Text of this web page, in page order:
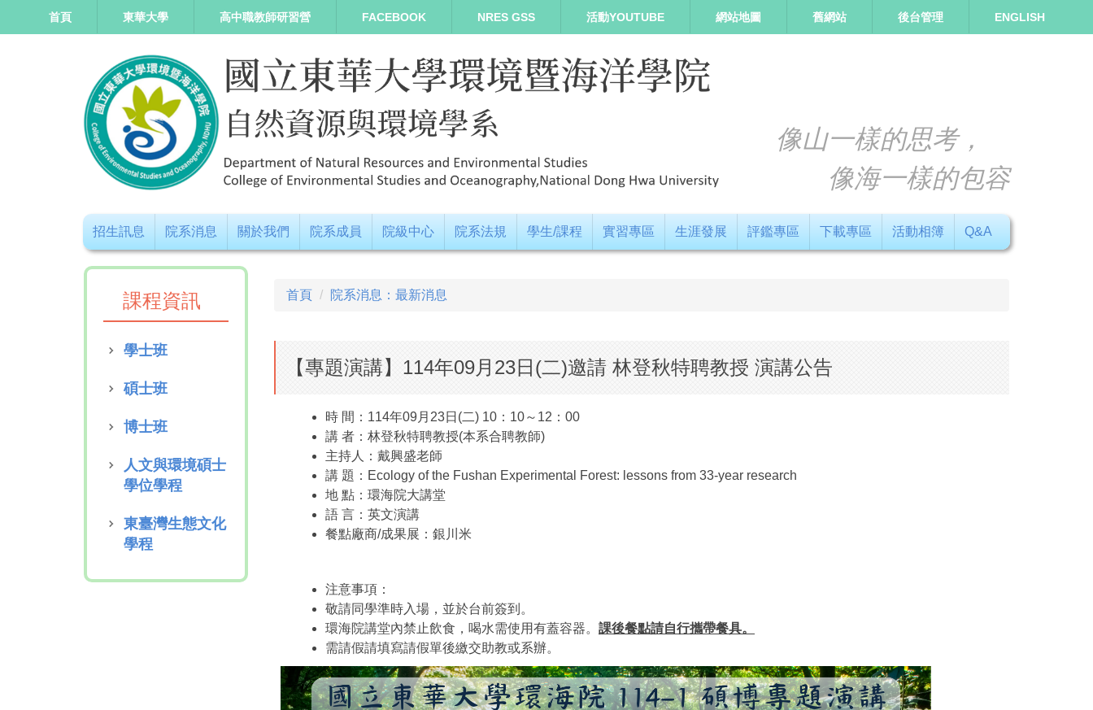
到
首頁 東華大學 高中職教師研習營 FACEBOOK NRES GSS 活動YOUTUBE 網站地圖 舊網站 後台管理 ENGLISH
像山一樣的思考，
像海一樣的包容
招生訊息 院系消息 關於我們 院系成員 院級中心 院系法規 學生/課程 實習專區 生涯發展 評鑑專區 下載專區 活動相簿 Q&A
課程資訊
學士班
碩士班
博士班
人文與環境碩士
學位學程
東臺灣生態文化
學程
首頁 院系消息：最新消息
【專題演講】114年09月23日(二)邀請 林登秋特聘教授 演講公告
時 間：114年09月23日(二) 10：10～12：00
講 者：林登秋特聘教授(本系合聘教師)
主持人：戴興盛老師
講 題：Ecology of the Fushan Experimental Forest: lessons from 33-year research
地 點：環海院大講堂
語 言：英文演講
餐點廠商/成果展：銀川米
注意事項：
敬請同學準時入場，並於台前簽到。
環海院講堂內禁止飲食，喝水需使用有蓋容器。 課後餐點請自行攜帶餐具。
需請假請填寫請假單後繳交助教或系辦。